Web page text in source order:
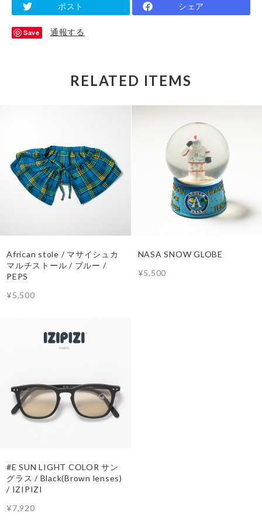
ポスト シェア
Save 通報する
RELATED ITEMS
African stole / マサイシュカ
マルチストール / ブルー /
PEPS
¥5,500
NASA SNOW GLOBE
¥5,500
#E SUN LIGHT COLOR サン
グラス / Black(Brown lenses)
/ IZIPIZI
¥7,920